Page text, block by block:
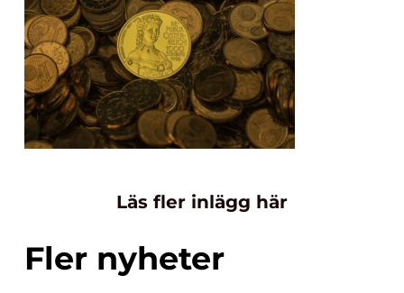
Läs fler inlägg här
Fler nyheter